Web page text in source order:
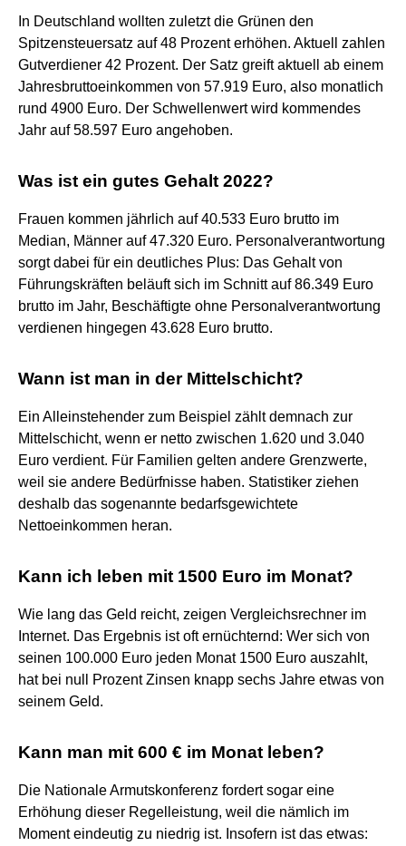
In Deutschland wollten zuletzt die Grünen den
Spitzensteuersatz auf 48 Prozent erhöhen. Aktuell zahlen
Gutverdiener 42 Prozent. Der Satz greift aktuell ab einem
Jahresbruttoeinkommen von 57.919 Euro, also monatlich
rund 4900 Euro. Der Schwellenwert wird kommendes
Jahr auf 58.597 Euro angehoben.
Was ist ein gutes Gehalt 2022?
Frauen kommen jährlich auf 40.533 Euro brutto im
Median, Männer auf 47.320 Euro. Personalverantwortung
sorgt dabei für ein deutliches Plus: Das Gehalt von
Führungskräften beläuft sich im Schnitt auf 86.349 Euro
brutto im Jahr, Beschäftigte ohne Personalverantwortung
verdienen hingegen 43.628 Euro brutto.
Wann ist man in der Mittelschicht?
Ein Alleinstehender zum Beispiel zählt demnach zur
Mittelschicht, wenn er netto zwischen 1.620 und 3.040
Euro verdient. Für Familien gelten andere Grenzwerte,
weil sie andere Bedürfnisse haben. Statistiker ziehen
deshalb das sogenannte bedarfsgewichtete
Nettoeinkommen heran.
Kann ich leben mit 1500 Euro im Monat?
Wie lang das Geld reicht, zeigen Vergleichsrechner im
Internet. Das Ergebnis ist oft ernüchternd: Wer sich von
seinen 100.000 Euro jeden Monat 1500 Euro auszahlt,
hat bei null Prozent Zinsen knapp sechs Jahre etwas von
seinem Geld.
Kann man mit 600 € im Monat leben?
Die Nationale Armutskonferenz fordert sogar eine
Erhöhung dieser Regelleistung, weil die nämlich im
Moment eindeutig zu niedrig ist. Insofern ist das etwas: